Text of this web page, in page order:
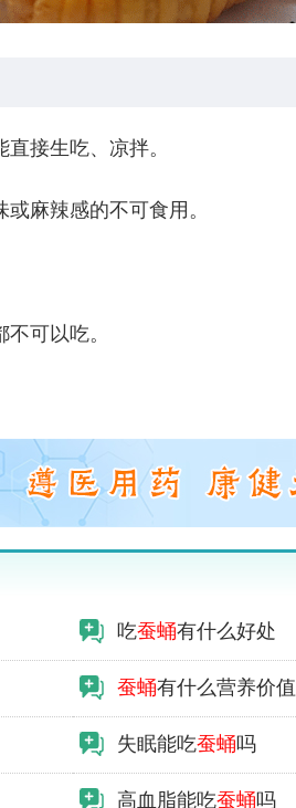
接生吃、凉拌。
麻辣感的不可食用。
可以吃。
吃蚕蛹有什么好处
蚕蛹有什么营养价值
失眠能吃蚕蛹吗
高血脂能吃蚕蛹吗